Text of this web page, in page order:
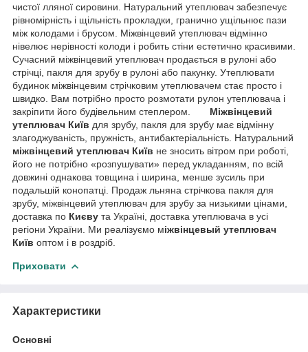
чистої лляної сировини. Натуральний утеплювач забезпечує
рівномірність і щільність прокладки, гранично ущільнює пази
між колодами і брусом. Міжвінцевий утеплювач відмінно
нівелює нерівності колоди і робить стіни естетично красивими.
Сучасний міжвінцевий утеплювач продається в рулоні або
стрічці, пакля для зрубу в рулоні або пакунку. Утеплювати
будинок міжвінцевим стрічковим утеплювачем стає просто і
швидко. Вам потрібно просто розмотати рулон утеплювача і
закріпити його будівельним степлером. Міжвінцевий
утеплювач Київ для зрубу, пакля для зрубу має відмінну
злагоджуваність, пружність, антибактеріальність. Натуральний
міжвінцевий утеплювач Київ не зносить вітром при роботі,
його не потрібно «розпушувати» перед укладанням, по всій
довжині однакова товщина і ширина, менше зусиль при
подальшій конопатці. Продаж льняна стрічкова пакля для
зрубу, міжвінцевий утеплювач для зрубу за низькими цінами,
доставка по Києву та Україні, доставка утеплювача в усі
регіони України. Ми реалізуємо міжвінцевый утеплювач
Київ оптом і в роздріб.
Приховати
Характеристики
Основні